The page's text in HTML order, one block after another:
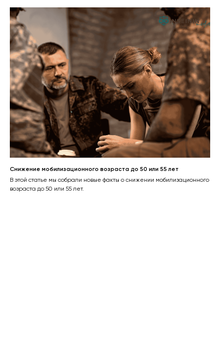
Снижение мобилизационного возраста до 50 или 55 лет
В этой статье мы собрали новые факты о снижении мобилизационного
возраста до 50 или 55 лет.